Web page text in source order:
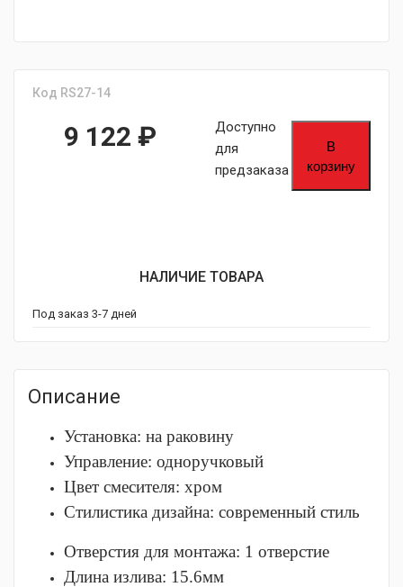
Код RS27-14
9 122 ₽
Доступно
для
предзаказа
В
корзину
НАЛИЧИЕ ТОВАРА
Под заказ 3-7 дней
Описание
Установка: на раковину
Управление: одноручковый
Цвет смесителя: хром
Стилистика дизайна: современный стиль
Отверстия для монтажа: 1 отверстие
Длина излива: 15.6мм